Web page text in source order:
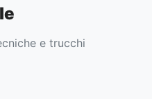
e trucchi